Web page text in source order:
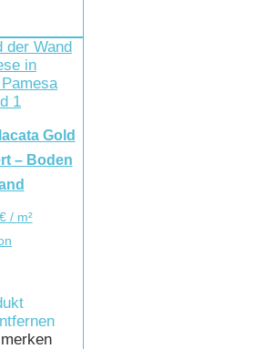
Gold
– Boden
€/ m²